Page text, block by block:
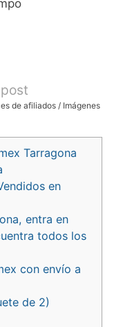
de afiliados / Imágenes
Tarragona
en
entra en
todos los
con envío a
de 2)